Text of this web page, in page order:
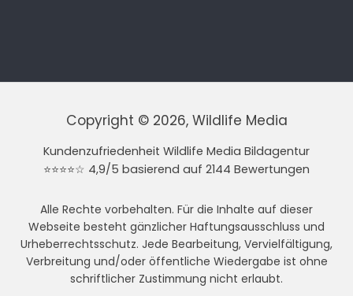
Copyright © 2026, Wildlife Media
Kundenzufriedenheit Wildlife Media Bildagentur
⭐⭐⭐⭐☆ 4,9/5 basierend auf 2144 Bewertungen
Alle Rechte vorbehalten. Für die Inhalte auf dieser
Webseite besteht gänzlicher Haftungsausschluss und
Urheberrechtsschutz. Jede Bearbeitung, Vervielfältigung,
Verbreitung und/oder öffentliche Wiedergabe ist ohne
schriftlicher Zustimmung nicht erlaubt.